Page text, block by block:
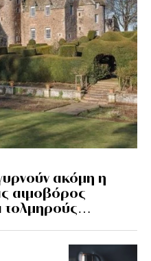
ακόμη η
αιμοβόρος
τολμηρούς…